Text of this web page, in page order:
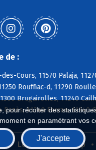
récolter des
en paramétrant vos
J'accepte
de :
Cours, 11570 Palaja,
Rouffiac-d, 11290
Brugairolles, 11240
11240 Ferran, 11240
Le réseau Biocoop